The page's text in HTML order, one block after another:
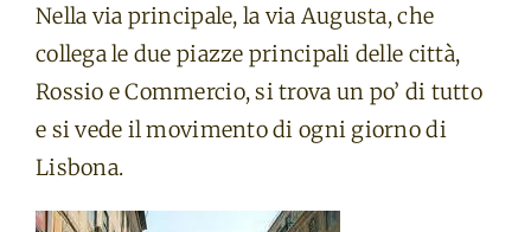
Nella via principale, la via Augusta, che
collega le due piazze principali delle città,
Rossio e Commercio, si trova un po’ di tutto
e si vede il movimento di ogni giorno di
Lisbona.